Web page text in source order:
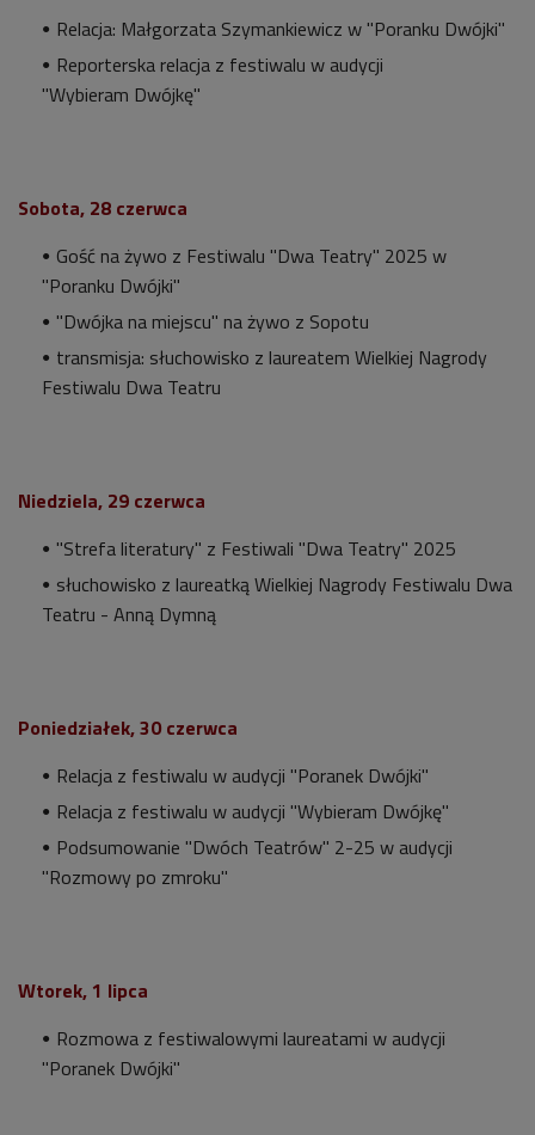
Relacja: Małgorzata Szymankiewicz w "Poranku Dwójki"
Reporterska relacja z festiwalu w audycji
"Wybieram Dwójkę"
Sobota, 28 czerwca
Gość na żywo z Festiwalu "Dwa Teatry" 2025 w
"Poranku Dwójki"
"Dwójka na miejscu" na żywo z Sopotu
transmisja: słuchowisko z laureatem Wielkiej Nagrody
Festiwalu Dwa Teatru
Niedziela, 29 czerwca
"Strefa literatury" z Festiwali "Dwa Teatry" 2025
słuchowisko z laureatką Wielkiej Nagrody Festiwalu Dwa
Teatru - Anną Dymną
Poniedziałek, 30 czerwca
Relacja z festiwalu w audycji "Poranek Dwójki"
Relacja z festiwalu w audycji "Wybieram Dwójkę"
Podsumowanie "Dwóch Teatrów" 2-25 w audycji
"Rozmowy po zmroku"
Wtorek, 1 lipca
Rozmowa z festiwalowymi laureatami w audycji
"Poranek Dwójki"